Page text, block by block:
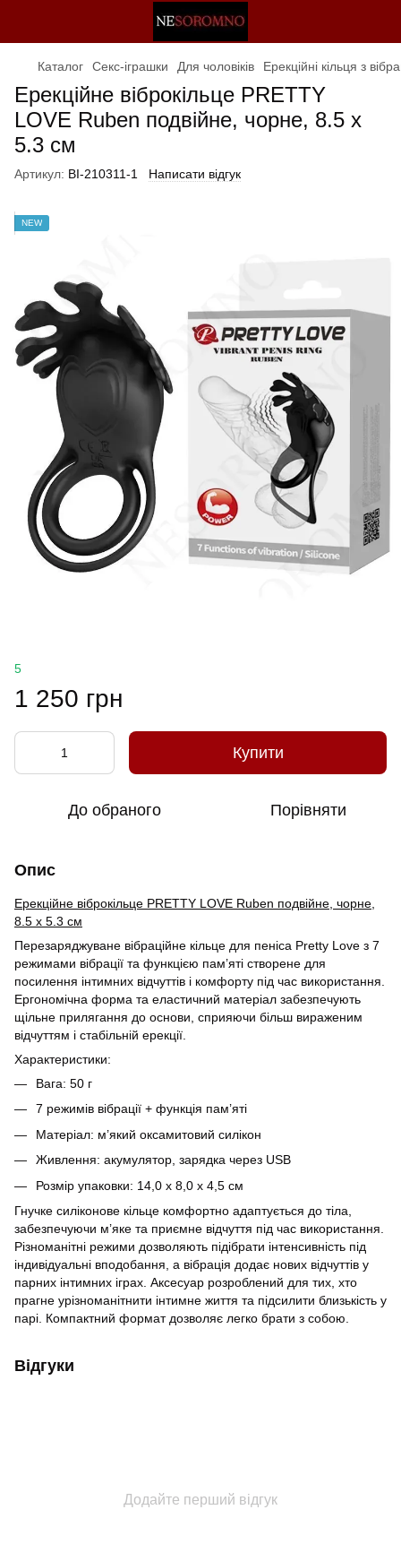
Каталог Секс-іграшки Для чоловіків Ерекційні кільця з
Ерекційне віброкільце PRETTY
LOVE Ruben подвійне, чорне, 8.5 х
5.3 см
Артикул: BI-210311-1 Написати відгук
NEW
5
1 250 грн
Купити
До обраного Порівняти
Опис
Ерекційне віброкільце PRETTY LOVE Ruben подвійне, чорне,
8.5 х 5.3 см
Перезаряджуване вібраційне кільце для пеніса Pretty Love з 7
режимами вібрації та функцією пам’яті створене для
посилення інтимних відчуттів і комфорту під час використання.
Ергономічна форма та еластичний матеріал забезпечують
щільне прилягання до основи, сприяючи більш вираженим
відчуттям і стабільній ерекції.
Характеристики:
Вага: 50 г
7 режимів вібрації + функція пам’яті
Матеріал: м’який оксамитовий силікон
Живлення: акумулятор, зарядка через USB
Розмір упаковки: 14,0 x 8,0 x 4,5 см
Гнучке силіконове кільце комфортно адаптується до тіла,
забезпечуючи м’яке та приємне відчуття під час використання.
Різноманітні режими дозволяють підібрати інтенсивність під
індивідуальні вподобання, а вібрація додає нових відчуттів у
парних інтимних іграх. Аксесуар розроблений для тих, хто
прагне урізноманітнити інтимне життя та підсилити близькість у
парі. Компактний формат дозволяє легко брати з собою.
Відгуки
Додайте перший відгук